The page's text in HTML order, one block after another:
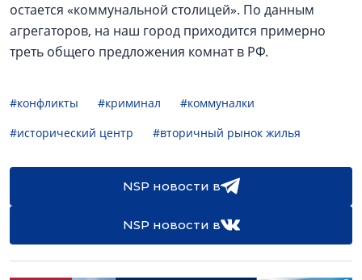
остается «коммунальной столицей». По данным
агрегаторов, на наш город приходится примерно
треть общего предложения комнат в РФ.
#конфликты #криминал
#коммуналки
#исторический центр
#вторичный рынок жилья
NSP новости в
NSP новости в